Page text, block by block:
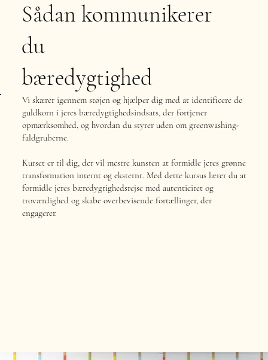
Sådan kommunikerer
du
bæredygtighed
Vi skærer igennem støjen og hjælper dig med at identificere de
guldkorn i jeres bæredygtighedsindsats, der fortjener
opmærksomhed, og hvordan du styrer uden om greenwashing-
faldgruberne.
Kurset er til dig, der vil mestre kunsten at formidle jeres grønne
transformation internt og eksternt. Med dette kursus lærer du at
formidle jeres bæredygtighedsrejse med autenticitet og
troværdighed og skabe overbevisende fortællinger, der
engagerer.